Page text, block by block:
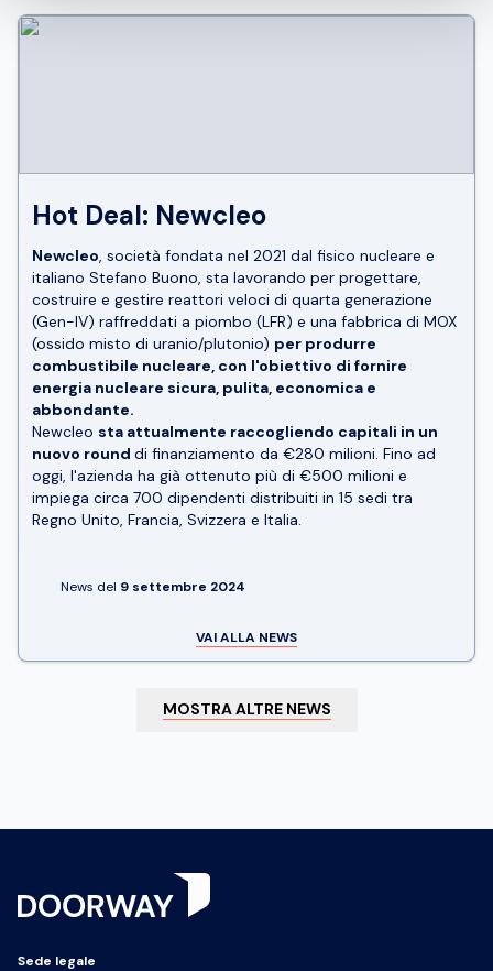
Hot Deal: Newcleo
Newcleo, società fondata nel 2021 dal fisico nucleare e
italiano Stefano Buono, sta lavorando per progettare,
costruire e gestire reattori veloci di quarta generazione
(Gen-IV) raffreddati a piombo (LFR) e una fabbrica di MOX
(ossido misto di uranio/plutonio) per produrre
combustibile nucleare, con l'obiettivo di fornire
energia nucleare sicura, pulita, economica e
abbondante.
Newcleo sta attualmente raccogliendo capitali in un
nuovo round di finanziamento da €280 milioni. Fino ad
oggi, l'azienda ha già ottenuto più di €500 milioni e
impiega circa 700 dipendenti distribuiti in 15 sedi tra
Regno Unito, Francia, Svizzera e Italia.
News del 9 settembre 2024
VAI ALLA NEWS
MOSTRA ALTRE NEWS
Sede legale